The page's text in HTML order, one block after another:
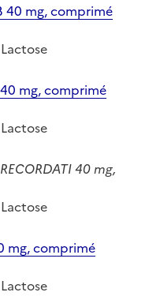
40 mg, comprimé
mg, comprimé
40 mg,
mg, comprimé